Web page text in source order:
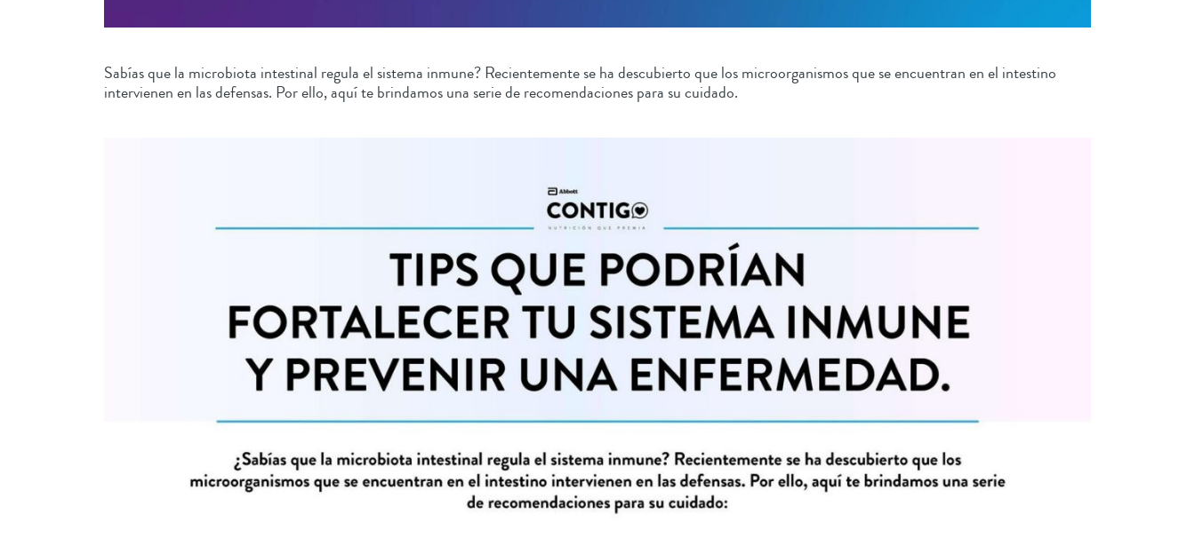
Sabías que la microbiota intestinal regula el sistema inmune? Recientemente se ha descubierto que los microorganismos que se encuentran en el intestino
intervienen en las defensas. Por ello, aquí te brindamos una serie de recomendaciones para su cuidado.